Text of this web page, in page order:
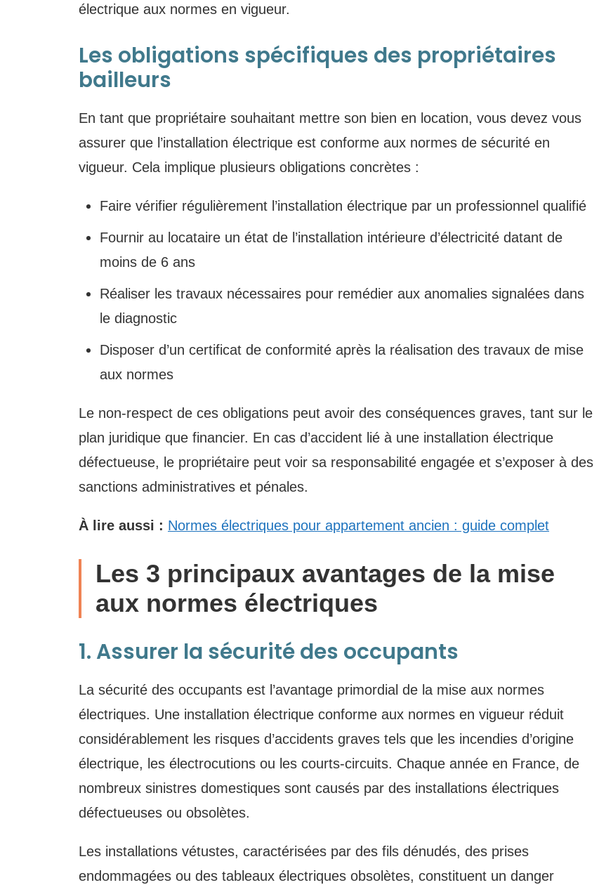
électrique aux normes en vigueur.
Les obligations spécifiques des propriétaires
bailleurs
En tant que propriétaire souhaitant mettre son bien en location, vous devez vous
assurer que l’installation électrique est conforme aux normes de sécurité en
vigueur. Cela implique plusieurs obligations concrètes :
Faire vérifier régulièrement l’installation électrique par un professionnel qualifié
Fournir au locataire un état de l’installation intérieure d’électricité datant de
moins de 6 ans
Réaliser les travaux nécessaires pour remédier aux anomalies signalées dans
le diagnostic
Disposer d’un certificat de conformité après la réalisation des travaux de mise
aux normes
Le non-respect de ces obligations peut avoir des conséquences graves, tant sur le
plan juridique que financier. En cas d’accident lié à une installation électrique
défectueuse, le propriétaire peut voir sa responsabilité engagée et s’exposer à des
sanctions administratives et pénales.
À lire aussi : Normes électriques pour appartement ancien : guide complet
Les 3 principaux avantages de la mise
aux normes électriques
1. Assurer la sécurité des occupants
La sécurité des occupants est l’avantage primordial de la mise aux normes
électriques. Une installation électrique conforme aux normes en vigueur réduit
considérablement les risques d’accidents graves tels que les incendies d’origine
électrique, les électrocutions ou les courts-circuits. Chaque année en France, de
nombreux sinistres domestiques sont causés par des installations électriques
défectueuses ou obsolètes.
Les installations vétustes, caractérisées par des fils dénudés, des prises
endommagées ou des tableaux électriques obsolètes, constituent un danger